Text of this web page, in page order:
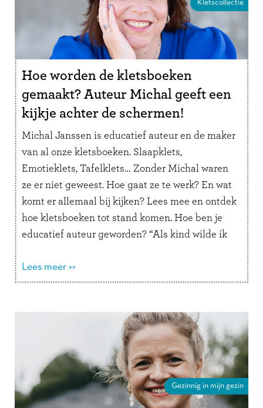
Kletscollectie
Hoe worden de kletsboeken
gemaakt? Auteur Michal geeft een
kijkje achter de schermen!
Michal Janssen is educatief auteur en de maker
van al onze kletsboeken. Slaapklets,
Emotieklets, Tafelklets… Zonder Michal waren
ze er niet geweest. Hoe gaat ze te werk? En wat
komt er allemaal bij kijken? Lees mee en ontdek
hoe kletsboeken tot stand komen. Hoe ben je
educatief auteur geworden? “Als kind wilde ik
Lees meer >>
Gezinnig in mijn gezin